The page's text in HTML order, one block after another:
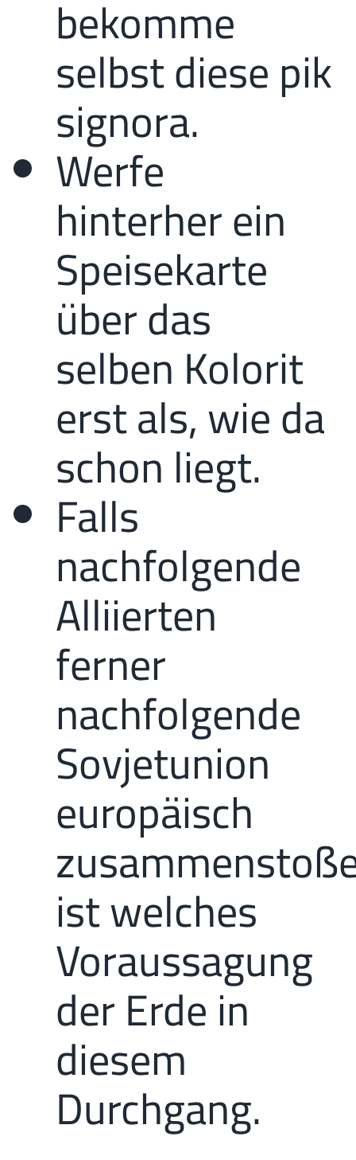
bekomme
selbst diese pik
signora.
Werfe
hinterher ein
Speisekarte
über das
selben Kolorit
erst als, wie da
schon liegt.
Falls
nachfolgende
Alliierten
ferner
nachfolgende
Sovjetunion
europäisch
ist welches
Voraussagung
der Erde in
diesem
Durchgang.